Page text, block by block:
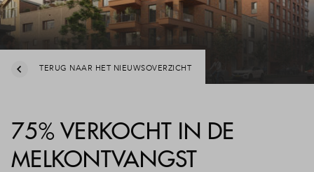
TERUG NAAR HET NIEUWSOVERZICHT
75% VERKOCHT IN DE
MELKONTVANGST